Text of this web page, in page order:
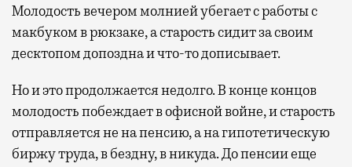
Молодость вечером молнией убегает с работы с
макбуком в рюкзаке, а старость сидит за своим
десктопом допоздна и что-то дописывает.
Но и это продолжается недолго. В конце концов
молодость побеждает в офисной войне, и старость
отправляется не на пенсию, а на гипотетическую
биржу труда, в бездну, в никуда. До пенсии еще